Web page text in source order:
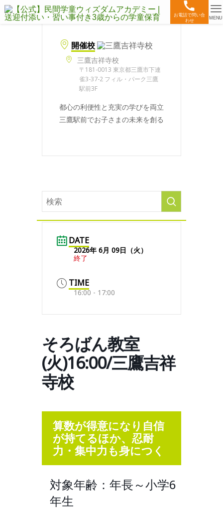
お電話で問い合
わせ
MENU
開催校
三鷹吉祥寺校
〒181-0013 東京都三鷹市下連
雀3-37-2 フィル・パーク三鷹
駅前3F
都心の利便性と充実の学びを両立
三鷹駅前でお子さまの未来を創る
DATE
2026年 6月 09日（火）
終了
TIME
16:00 - 17:00
そろばん教室
(火)16:00/三鷹吉祥
寺校
算数が得意になり自信
が持てるほか、忍耐
力・集中力も身につく
対象年齢：年長～小学6
年生